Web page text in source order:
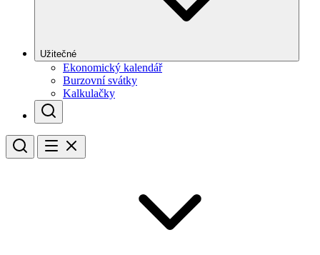
Užitečné
Ekonomický kalendář
Burzovní svátky
Kalkulačky